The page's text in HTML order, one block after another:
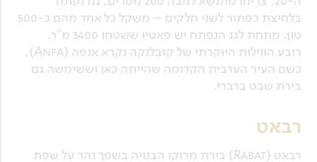
בלחיצת כפתור לשני חלקים – משקל כל אחד מהם כ-500
טון. מתחת לגג הנפתח יש פאטיו ששטחו 3400 מ"ר.
רובע הווילות היוקרתי של קזבלנקה נקרא אנפה (Anfa),
כשם העיר הערבית הקדומה שהייתה כאן וששימשה גם
בירת שבט ברברי.
רבאט
רבאט (Rabat) בירת מרוקו הבנויה בשפך נהר על שפת